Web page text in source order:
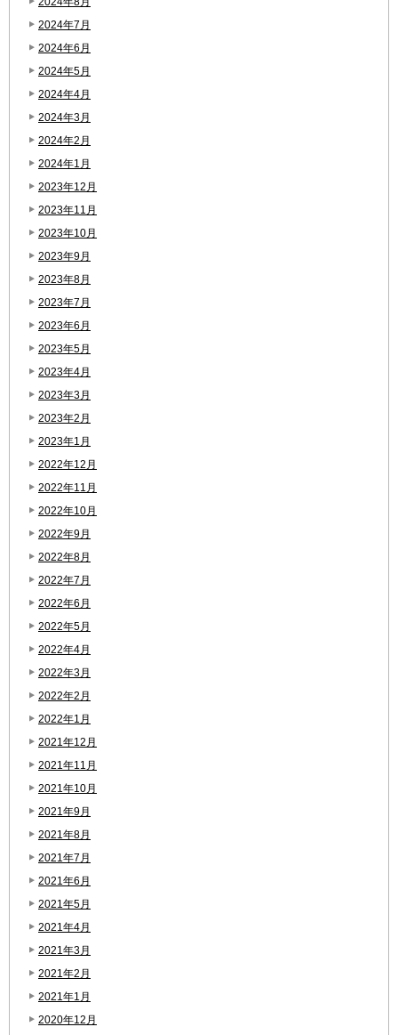
2024年7月
2024年6月
2024年5月
2024年4月
2024年3月
2024年2月
2024年1月
2023年12月
2023年11月
2023年10月
2023年9月
2023年8月
2023年7月
2023年6月
2023年5月
2023年4月
2023年3月
2023年2月
2023年1月
2022年12月
2022年11月
2022年10月
2022年9月
2022年8月
2022年7月
2022年6月
2022年5月
2022年4月
2022年3月
2022年2月
2022年1月
2021年12月
2021年11月
2021年10月
2021年9月
2021年8月
2021年7月
2021年6月
2021年5月
2021年4月
2021年3月
2021年2月
2021年1月
2020年12月